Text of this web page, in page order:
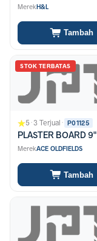
MerekH&L
Tambah
STOK TERBATAS
5·3 Terjual· P01125
PLASTER BOARD 9"
MerekACE OLDFIELDS
Tambah